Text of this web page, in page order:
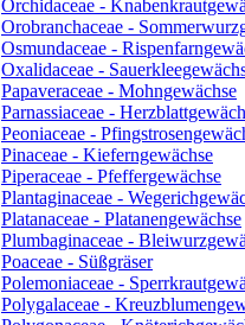
Orchidaceae -
Orobranchaceae -
Osmundaceae -
Oxalidaceae -
Papaveraceae - Mohngewächse
Parnassiaceae -
Peoniaceae -
Pinaceae - Kieferngewächse
Piperaceae - Pfeffergewächse
Plantaginaceae -
Platanaceae - Platanengewächse
Plumbaginaceae -
Poaceae - Süßgräser
Polemoniaceae -
Polygalaceae -